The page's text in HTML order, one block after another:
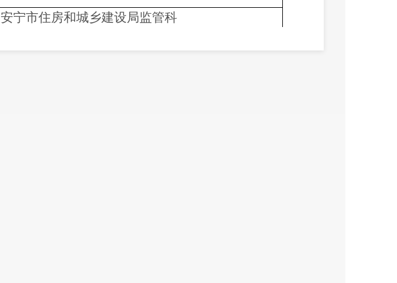
安宁市住房和城乡建设局监管科